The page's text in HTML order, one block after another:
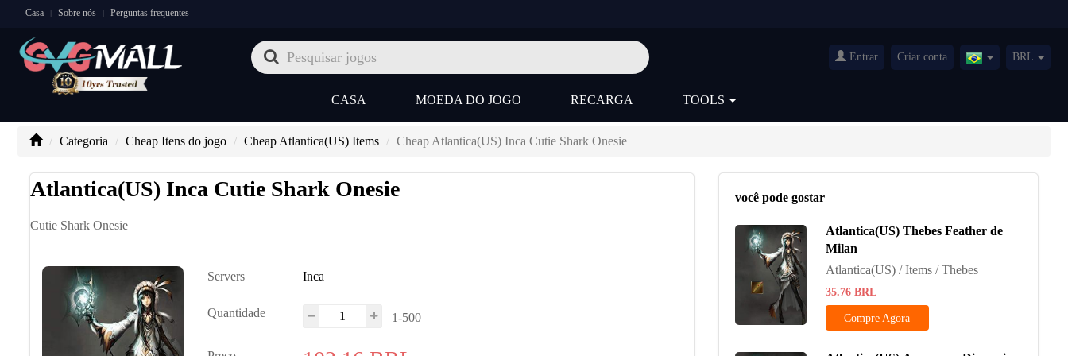
Casa | Sobre nós | Perguntas frequentes
Entrar Criar conta Brazil(Português)
BRL
CASA MOEDA DO JOGO RECARGA TOOLS
Categoria Cheap Itens do jogo Cheap Atlantica(US) Items Cheap Atlantica(US) Inca Cutie Shark Onesie
Atlantica(US) Inca Cutie Shark Onesie
Cutie Shark Onesie
Servers Inca
Quantidade 1-500
você pode gostar
Atlantica(US) Thebes Feather de
Milan
Atlantica(US) / Items / Thebes
35.76 BRL
Compre Agora